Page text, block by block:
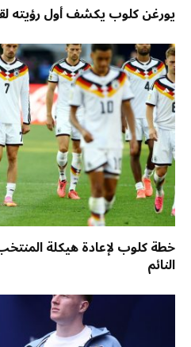
يورغن كلوب يكشف أول رؤيته
خطة كلوب لإعادة هيكلة
النائم